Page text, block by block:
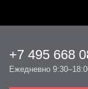
+7 495 668
Ежедневно